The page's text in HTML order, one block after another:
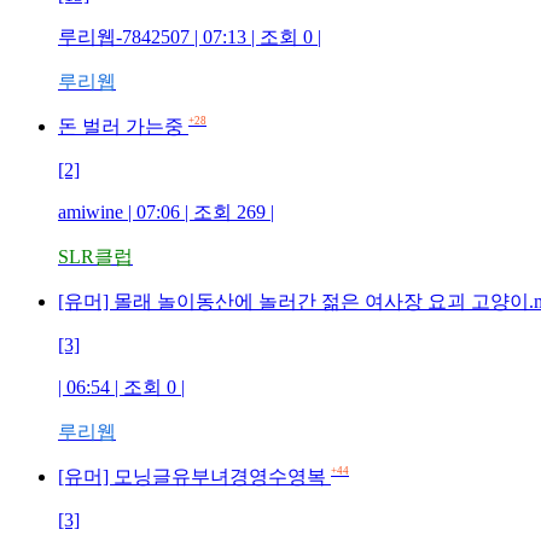
루리웹-7842507 | 07:13 | 조회 0 |
루리웹
돈 벌러 가는중 +28
[2]
amiwine | 07:06 | 조회 269 |
SLR클럽
[유머] 몰래 놀이동산에 놀러간 젊은 여사장 요괴 고양이
[3]
| 06:54 | 조회 0 |
루리웹
[유머] 모닝글유부녀경영수영복 +44
[3]